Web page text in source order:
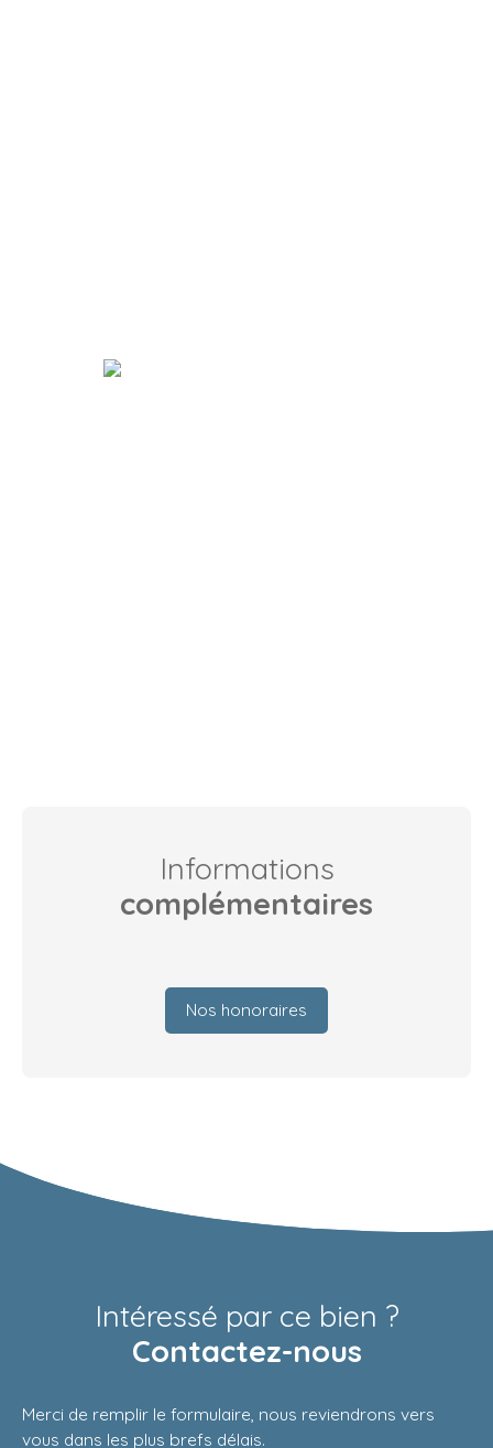
Informations
complémentaires
Nos honoraires
Intéressé par ce bien ?
Contactez-nous
Merci de remplir le formulaire, nous reviendrons vers
vous dans les plus brefs délais.